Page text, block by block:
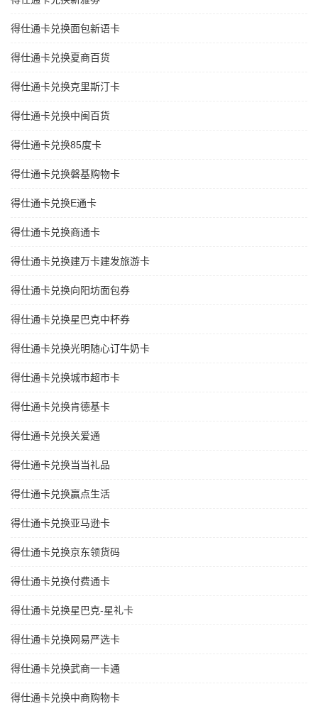
得仕通卡兑换面包新语卡
得仕通卡兑换夏商百货
得仕通卡兑换克里斯汀卡
得仕通卡兑换中闽百货
得仕通卡兑换85度卡
得仕通卡兑换磐基购物卡
得仕通卡兑换E通卡
得仕通卡兑换商通卡
得仕通卡兑换建万卡建发旅游卡
得仕通卡兑换向阳坊面包券
得仕通卡兑换星巴克中杯券
得仕通卡兑换光明随心订牛奶卡
得仕通卡兑换城市超市卡
得仕通卡兑换肯德基卡
得仕通卡兑换关爱通
得仕通卡兑换当当礼品
得仕通卡兑换赢点生活
得仕通卡兑换亚马逊卡
得仕通卡兑换京东领货码
得仕通卡兑换付费通卡
得仕通卡兑换星巴克-星礼卡
得仕通卡兑换网易严选卡
得仕通卡兑换武商一卡通
得仕通卡兑换中商购物卡